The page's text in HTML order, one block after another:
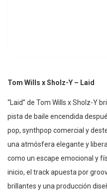
Tom Wills x Sholz-Y – Laid
“Laid” de Tom Wills x Sholz-Y
pista de baile encendida
pop, synthpop comercial y
una atmósfera elegante y
como un escape emocional y
inicio, el track apuesta por
brillantes y una producción